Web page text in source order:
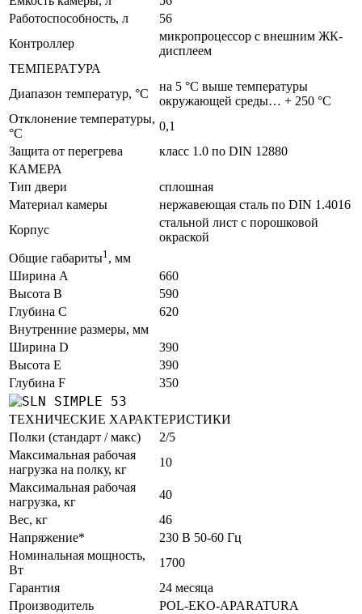
Работоспособность, л
56
Контроллер
микропроцессор с внешним ЖК-
дисплеем
ТЕМПЕРАТУРА
Диапазон температур, °C
на 5 °C выше температуры
окружающей среды… + 250 °C
Отклонение температуры,
°C
0,1
Защита от перегрева
класс 1.0 по DIN 12880
КАМЕРА
Тип двери
сплошная
Материал камеры
нержавеющая сталь по DIN 1.4016
Корпус
стальной лист с порошковой
окраской
Общие габариты1, мм
Ширина A
660
Высота B
590
Глубина C
620
Внутренние размеры, мм
Ширина D
390
Высота E
390
Глубина F 350
ТЕХНИЧЕСКИЕ ХАРАКТЕРИСТИКИ
Полки (стандарт / макс)
2/5
Максимальная рабочая
нагрузка на полку, кг
10
Максимальная рабочая
нагрузка, кг
40
Вес, кг
46
Напряжение*
230 В 50-60 Гц
Номинальная мощность,
Вт
1700
Гарантия
24 месяца
Производитель
POL-EKO-APARATURA